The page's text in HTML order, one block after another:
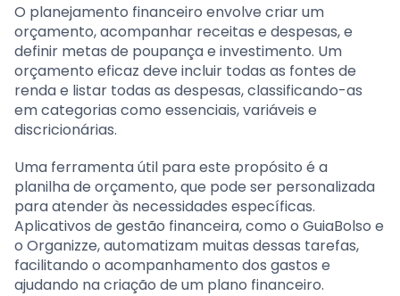
O planejamento financeiro envolve criar um
orçamento, acompanhar receitas e despesas, e
definir metas de poupança e investimento. Um
orçamento eficaz deve incluir todas as fontes de
renda e listar todas as despesas, classificando-as
em categorias como essenciais, variáveis e
discricionárias.
Uma ferramenta útil para este propósito é a
planilha de orçamento, que pode ser personalizada
para atender às necessidades específicas.
Aplicativos de gestão financeira, como o GuiaBolso e
o Organizze, automatizam muitas dessas tarefas,
facilitando o acompanhamento dos gastos e
ajudando na criação de um plano financeiro.